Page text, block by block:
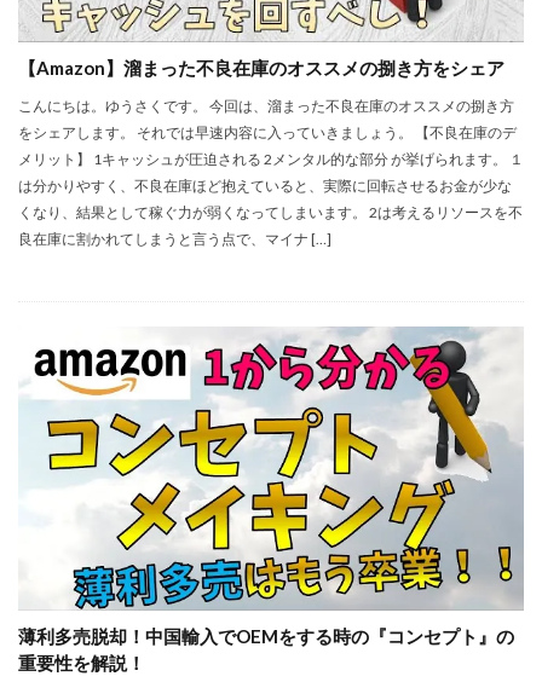
【Amazon】溜まった不良在庫のオススメの捌き方をシェア
こんにちは。ゆうさくです。 今回は、溜まった不良在庫のオススメの捌き方
をシェアします。 それでは早速内容に入っていきましょう。 【不良在庫のデ
メリット】 1キャッシュが圧迫される 2メンタル的な部分 が挙げられます。 １
は分かりやすく、不良在庫ほど抱えていると、実際に回転させるお金が少な
くなり、結果として稼ぐ力が弱くなってしまいます。 2は考えるリソースを不
良在庫に割かれてしまうと言う点で、マイナ […]
薄利多売脱却！中国輸入でOEMをする時の『コンセプト』の
重要性を解説！